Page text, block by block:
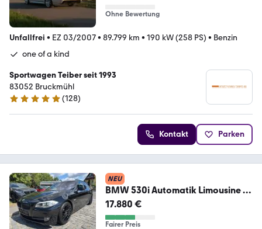
Ohne Bewertung
Unfallfrei • EZ 03/2007• 89.799 km • 190 kW (258 PS) • Benzin
one of a kind
Sportwagen Teiber seit 1993
83052 Bruckmühl
5 Sterne
(128)
Kontakt Parken
NEU
BMW 530i Automatik Limousine 4-
Zonen Klima AHK
17.880 €
Fairer Preis